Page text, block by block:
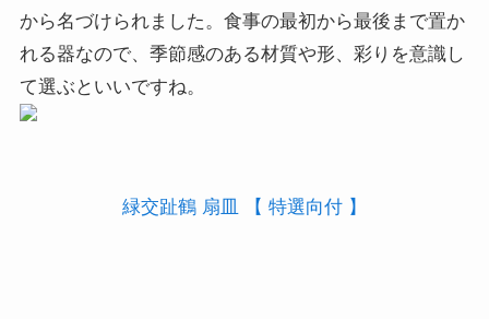
から名づけられました。食事の最初から最後まで置か
れる器なので、季節感のある材質や形、彩りを意識し
て選ぶといいですね。
緑交趾鶴 扇皿 【 特選向付 】